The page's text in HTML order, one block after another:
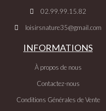
02.99.99.15.82
loisirsnature35@gmail.com
INFORMATIONS
À propos de nous
Contactez-nous
Conditions Générales de Vente